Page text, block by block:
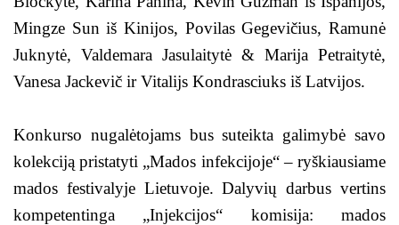
Mingze Sun iš Kinijos, Povilas Gegevičius, Ramunė
Juknytė, Valdemara Jasulaitytė & Marija Petraitytė,
Vanesa Jackevič ir Vitalijs Kondrasciuks iš Latvijos.
Konkurso nugalėtojams bus suteikta galimybė savo
kolekciją pristatyti „Mados infekcijoje“ – ryškiausiame
mados festivalyje Lietuvoje. Dalyvių darbus vertins
kompetentinga „Injekcijos“ komisija: mados